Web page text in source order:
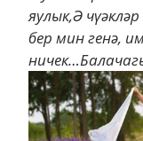
яулык,Ә
бер мин генә,